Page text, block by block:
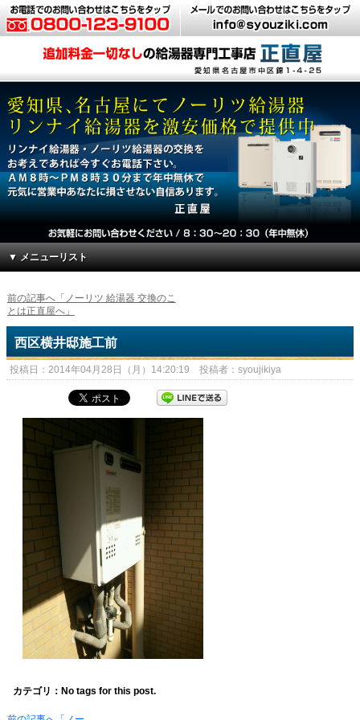
▼ メニューリスト
前の記事へ「ノーリツ 給湯器 交換のこ
とは正直屋へ」
西区横井邸施工前
投稿日：2014年04月28日（月）14:20:19 投稿者：syoujikiya
カテゴリ：No tags for this post.